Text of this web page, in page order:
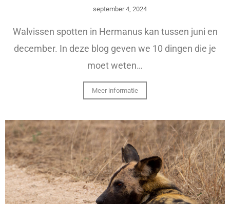
september 4, 2024
Walvissen spotten in Hermanus kan tussen juni en
december. In deze blog geven we 10 dingen die je
moet weten…
Meer informatie